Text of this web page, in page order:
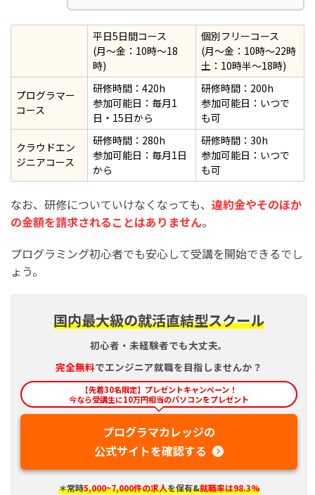
平日5日間コース
(月～金：10時～18
時)
個別フリーコース
(月～金：10時～22時
土：10時半～18時)
プログラマー
コース
研修時間：420h
参加可能日：毎月1
日・15日から
研修時間：200h
参加可能日：いつで
も可
クラウドエン
ジニアコース
研修時間：280h
参加可能日：毎月1日
から
研修時間：30h
参加可能日：いつで
も可
なお、研修についていけなくなっても、 違約金やそのほか
の金額を請求されることはありません。
プログラミング初心者でも安心して受講を開始できるでし
ょう。
国内最大級の就活直結型スクール
初心者・未経験者でも大丈夫。
完全無料でエンジニア就職を目指しませんか？
【先着30名限定】プレゼントキャンペーン！
今なら受講生に10万円相当のパソコンをプレゼント
プログラマカレッジの
公式サイトを確認する
＊常時5,000~7,000件の求人を保有&就職率は98.3%